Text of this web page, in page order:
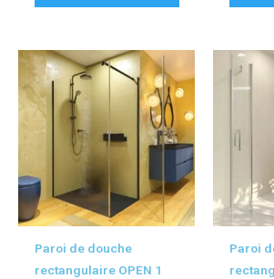
Paroi de douche
rectangulaire OPEN 1
produit
plusieurs
variations.
Les
options
peuvent
Paroi